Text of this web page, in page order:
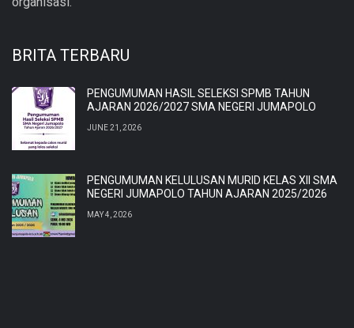
BRITA TERBARU
PENGUMUMAN HASIL SELEKSI SPMB TAHUN
AJARAN 2026/2027 SMA NEGERI JUMAPOLO
JUNE 21, 2026
PENGUMUMAN KELULUSAN MURID KELAS XII SMA
NEGERI JUMAPOLO TAHUN AJARAN 2025/2026
MAY 4, 2026